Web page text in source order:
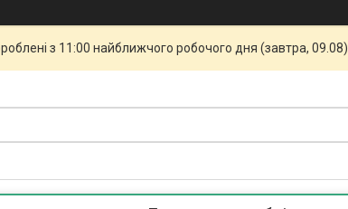
з 11:00 найближчого робочого дня (завтра, 09.08).